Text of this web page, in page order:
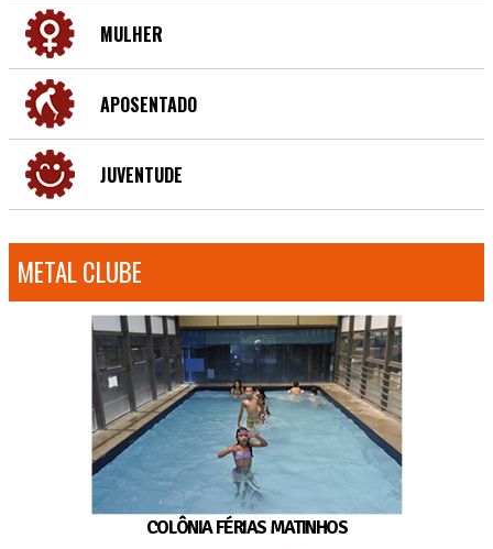
MULHER
APOSENTADO
JUVENTUDE
METAL CLUBE
COLÔNIA FÉRIAS MATINHOS